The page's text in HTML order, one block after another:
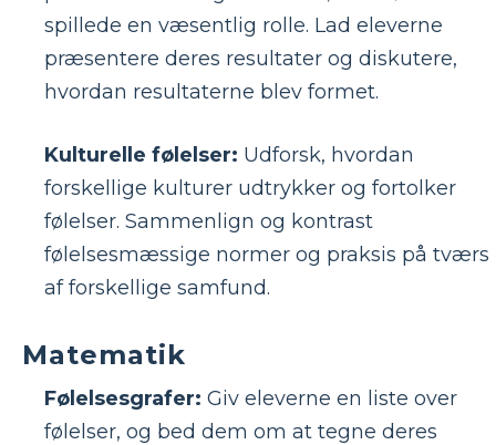
spillede en væsentlig rolle. Lad eleverne
præsentere deres resultater og diskutere,
hvordan resultaterne blev formet.
Kulturelle følelser: Udforsk, hvordan
forskellige kulturer udtrykker og fortolker
følelser. Sammenlign og kontrast
følelsesmæssige normer og praksis på tværs
af forskellige samfund.
Matematik
Følelsesgrafer: Giv eleverne en liste over
følelser, og bed dem om at tegne deres